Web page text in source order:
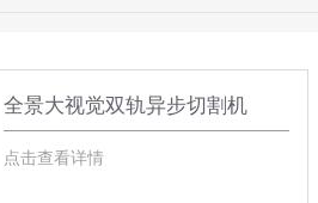
全景大视觉双轨异步切割机
点击查看详情